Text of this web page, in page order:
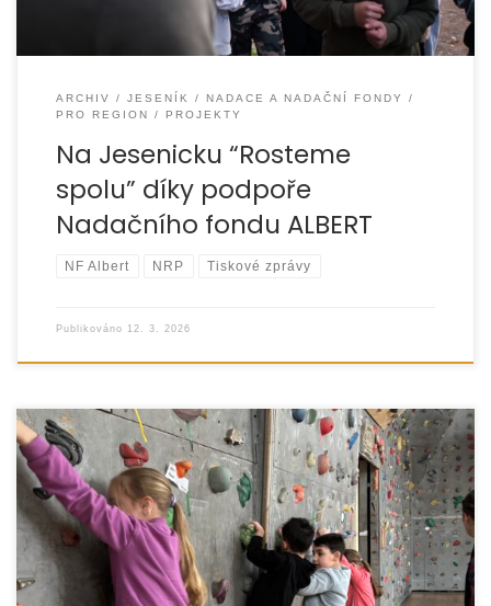
ARCHIV JESENÍK
NADACE A NADAČNÍ FONDY
PRO REGION
PROJEKTY
Na Jesenicku “Rosteme
spolu” díky podpoře
Nadačního fondu ALBERT
NF Albert NRP Tiskové zprávy
Publikováno 12. 3. 2026
Na začátku příměstského tábora „Sporty z celého světa“,
který se v Opavě konal od 2. do 6. února 2026 a zúčastnilo
se ho 10 dětí,